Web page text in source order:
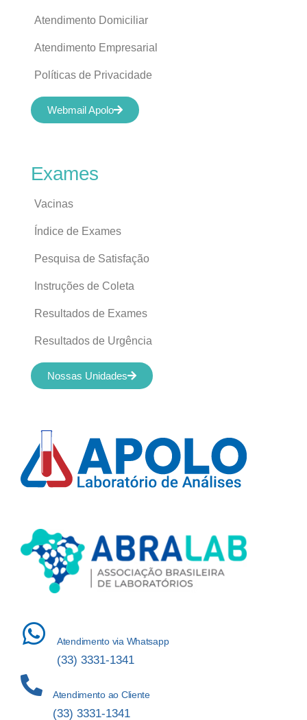
Atendimento via Whatsapp
(33) 3331-1341
Atendimento ao Cliente
(33) 3331-1341
Exames
Vacinas
Índice de Exames
Pesquisa de Satisfação
Instruções de Coleta
Resultados de Exames
Resultados de Urgência
Nossas Unidades
Atendimento Domiciliar
Atendimento Empresarial
Políticas de Privacidade
Webmail Apolo